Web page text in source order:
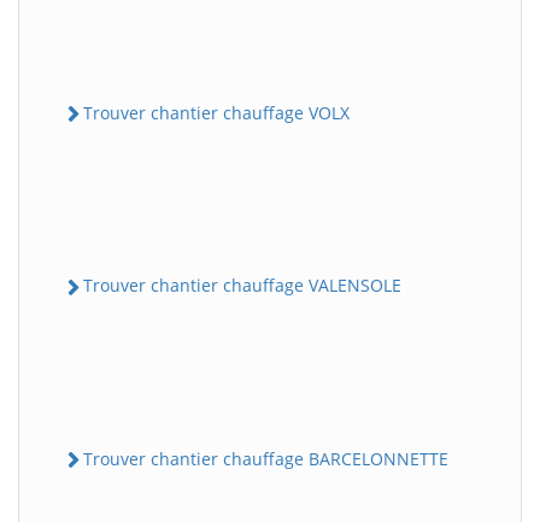
Trouver chantier chauffage VOLX
Trouver chantier chauffage VALENSOLE
Trouver chantier chauffage BARCELONNETTE